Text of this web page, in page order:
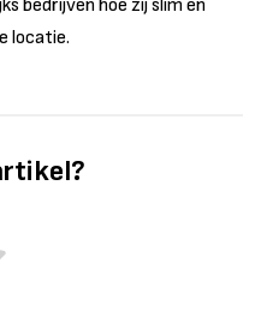
bedrijven hoe zij slim en
locatie.